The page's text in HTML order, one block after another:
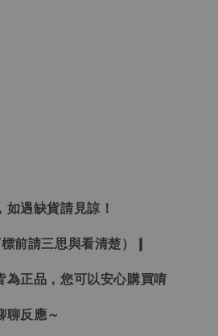
遇缺貨請見諒！
前請三思與看清楚）❙
為正品，您可以安心購買唷
聊反應～